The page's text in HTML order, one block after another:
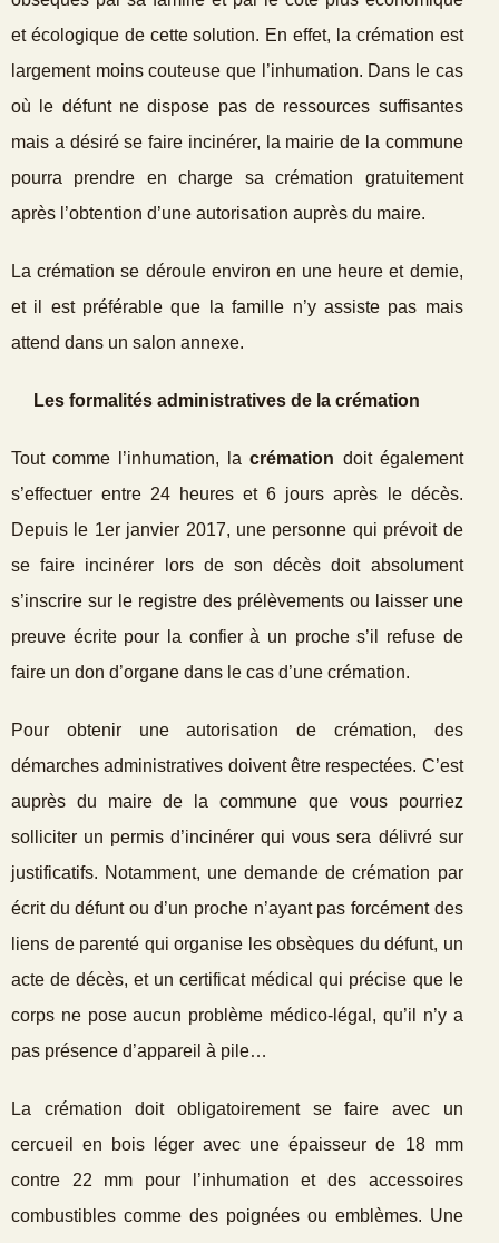
et écologique de cette solution. En effet, la crémation est
largement moins couteuse que l’inhumation. Dans le cas
où le défunt ne dispose pas de ressources suffisantes
mais a désiré se faire incinérer, la mairie de la commune
pourra prendre en charge sa crémation gratuitement
après l’obtention d’une autorisation auprès du maire.
La crémation se déroule environ en une heure et demie,
et il est préférable que la famille n’y assiste pas mais
attend dans un salon annexe.
Les formalités administratives de la crémation
Tout comme l’inhumation, lacrémation doit également
s’effectuer entre 24 heures et 6 jours après le décès.
Depuis le 1erjanvier 2017, une personne qui prévoit de
se faire incinérer lors de son décès doit absolument
s’inscrire sur le registre des prélèvements ou laisser une
preuve écrite pour la confier à un proche s’il refuse de
faire un don d’organe dans le cas d’une crémation.
Pour obtenir une autorisation de crémation, des
démarches administratives doivent être respectées. C’est
auprès du maire de la commune que vous pourriez
solliciter un permis d’incinérer qui vous sera délivré sur
justificatifs. Notamment, une demande de crémation par
écrit du défunt ou d’un proche n’ayant pas forcément des
liens de parenté qui organise les obsèques du défunt, un
acte de décès, et un certificat médical qui précise que le
corps ne pose aucun problème médico-légal, qu’il n’y a
pas présence d’appareil à pile…
La crémation doit obligatoirement se faire avec un
cercueil en bois léger avec une épaisseur de 18 mm
contre 22 mm pour l’inhumation et des accessoires
combustibles comme des poignées ou emblèmes. Une